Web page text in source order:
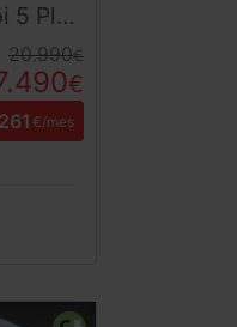
260€/mes
20.990€
€
261 €/mes